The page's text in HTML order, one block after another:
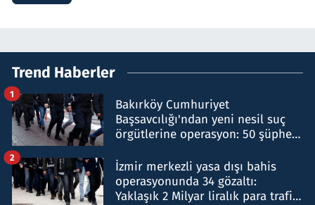
Trend Haberler
Bakırköy Cumhuriyet
Başsavcılığı'ndan yeni nesil suç
örgütlerine operasyon: 50 şüpheli
1
İzmir merkezli yasa dışı bahis
operasyonunda 34 gözaltı:
Yaklaşık 2 Milyar liralık para trafiği
2